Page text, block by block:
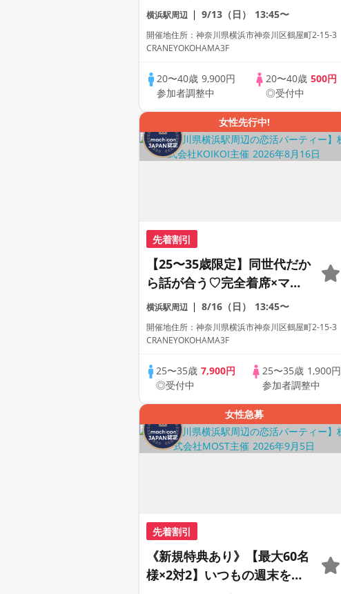
ッチングゲーム付きアニメコ
ン
横浜駅周辺 9/13（日） 13:45〜
開催地住所：神奈川県横浜市神奈川区鶴屋町2-15-3
CRANEYOKOHAMA3F
20〜40歳 9,900円
参加者調整中
20〜40歳 500円
◎受付中
女性先行中!
先着割引
【25〜35歳限定】同世代だか
ら話が合う♡完全着席×マッ
チングゲーム付きマッチング
コン
横浜駅周辺 8/16（日） 13:45〜
開催地住所：神奈川県横浜市神奈川区鶴屋町2-15-3
CRANEYOKOHAMA3F
25〜35歳7,900円
◎受付中
25〜35歳 1,900円
参加者調整中
女性急募
先着割引
《新規特典あり》【最大60名
様×2対2】いつもの週末を、